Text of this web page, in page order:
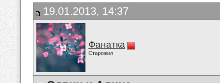
19.01.2013, 14:37
Фанатка
Старожил